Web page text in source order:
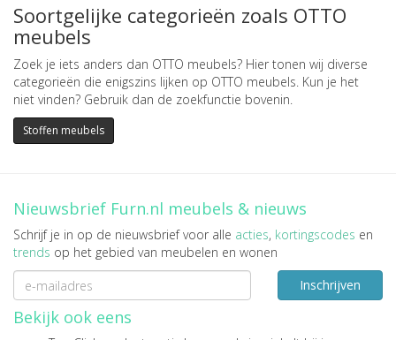
Soortgelijke categorieën zoals OTTO
meubels
Zoek je iets anders dan OTTO meubels? Hier tonen wij diverse
categorieën die enigszins lijken op OTTO meubels. Kun je het
niet vinden? Gebruik dan de zoekfunctie bovenin.
Stoffen meubels
Nieuwsbrief Furn.nl meubels & nieuws
Schrijf je in op de nieuwsbrief voor alle acties, kortingscodes en
trends op het gebied van meubelen en wonen
Inschrijven
Bekijk ook eens